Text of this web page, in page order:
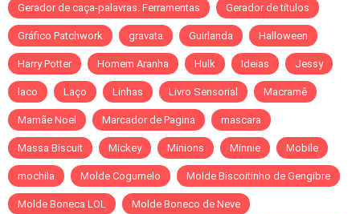
Gerador de caça-palavras. Ferramentas Gerador de títulos
Gráfico Patchwork gravata Guirlanda Halloween
Harry Potter Homem Aranha Hulk Ideias Jessy
laco Laço Linhas Livro Sensorial Macramê
Mamãe Noel Marcador de Pagina mascara
Massa Biscuit Mickey Minions Minnie Mobile
mochila Molde Cogumelo Molde Biscoitinho de Gengibre
Molde Boneca LOL Molde Boneco de Neve